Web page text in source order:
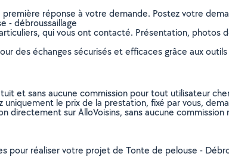
première réponse à votre demande. Postez votre
- débroussaillage
qui vous ont contacté. Présentation, photos
des échanges sécurisés et efficaces grâce aux
et sans aucune commission pour tout utilisateur
le prix de la prestation, fixé par vous,
directement sur AlloVoisins, sans aucune commission
pour réaliser votre projet de Tonte de pelouse -